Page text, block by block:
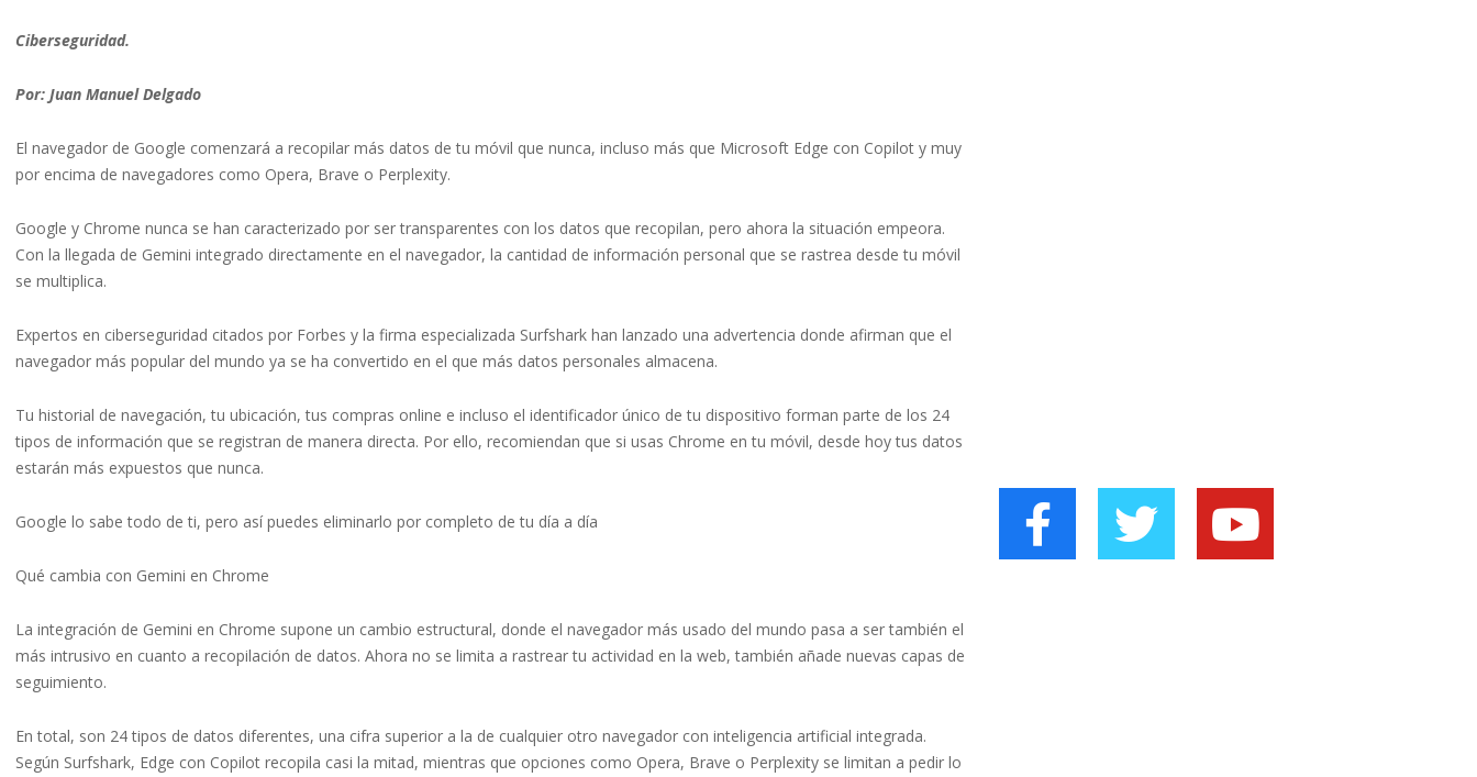
Ciberseguridad.
Por: Juan Manuel Delgado
El navegador de Google comenzará a recopilar más datos de tu móvil que nunca, incluso más que Microsoft Edge con Copilot y muy
por encima de navegadores como Opera, Brave o Perplexity.
Google y Chrome nunca se han caracterizado por ser transparentes con los datos que recopilan, pero ahora la situación empeora.
Con la llegada de Gemini integrado directamente en el navegador, la cantidad de información personal que se rastrea desde tu móvil
se multiplica.
Expertos en ciberseguridad citados por Forbes y la firma especializada Surfshark han lanzado una advertencia donde afirman que el
navegador más popular del mundo ya se ha convertido en el que más datos personales almacena.
Tu historial de navegación, tu ubicación, tus compras online e incluso el identificador único de tu dispositivo forman parte de los 24
tipos de información que se registran de manera directa. Por ello, recomiendan que si usas Chrome en tu móvil, desde hoy tus datos
estarán más expuestos que nunca.
Google lo sabe todo de ti, pero así puedes eliminarlo por completo de tu día a día
Qué cambia con Gemini en Chrome
La integración de Gemini en Chrome supone un cambio estructural, donde el navegador más usado del mundo pasa a ser también el
más intrusivo en cuanto a recopilación de datos. Ahora no se limita a rastrear tu actividad en la web, también añade nuevas capas de
seguimiento.
En total, son 24 tipos de datos diferentes, una cifra superior a la de cualquier otro navegador con inteligencia artificial integrada.
Según Surfshark, Edge con Copilot recopila casi la mitad, mientras que opciones como Opera, Brave o Perplexity se limitan a pedir lo